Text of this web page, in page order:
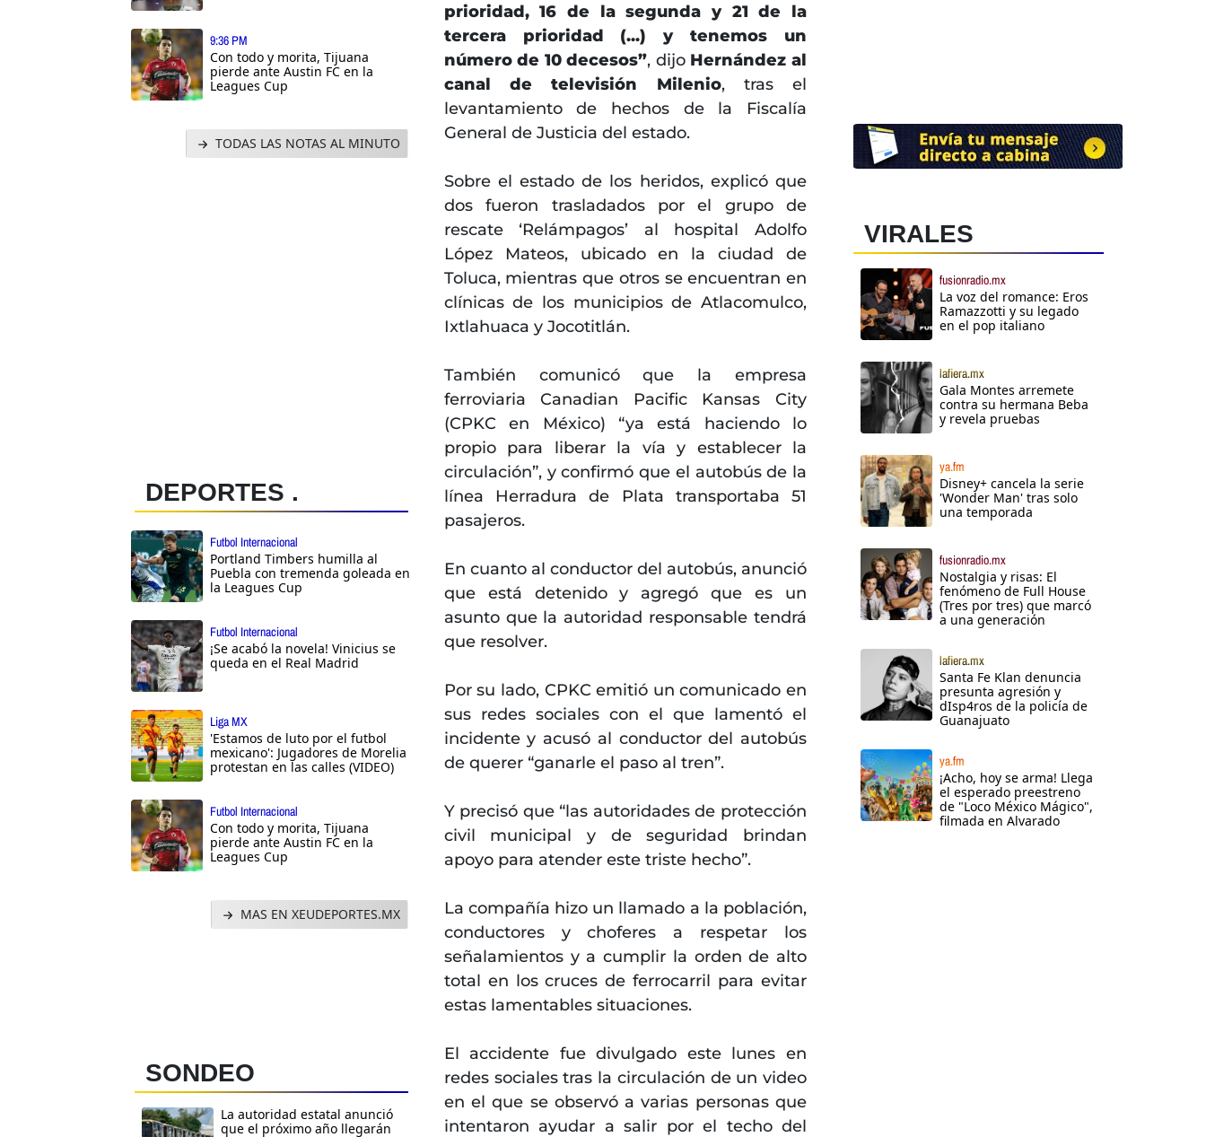
9:36 PM
Con todo y morita, Tijuana
pierde ante Austin FC en la
Leagues Cup
TODAS LAS NOTAS AL MINUTO
DEPORTES .
Futbol Internacional
Portland Timbers humilla al
Puebla con tremenda goleada en
la Leagues Cup
Futbol Internacional
¡Se acabó la novela! Vinicius se
queda en el Real Madrid
Liga MX
'Estamos de luto por el futbol
mexicano': Jugadores de Morelia
protestan en las calles (VIDEO)
Futbol Internacional
Con todo y morita, Tijuana
pierde ante Austin FC en la
Leagues Cup
MAS EN XEUDEPORTES.MX
SONDEO
La autoridad estatal anunció
que el próximo año llegarán
prioridad, 16 de la segunda y 21 de la
tercera prioridad (...) y tenemos un
número de 10 decesos”, dijo Hernández al
canal de televisión Milenio, tras el
levantamiento de hechos de la Fiscalía
General de Justicia del estado.
Sobre el estado de los heridos, explicó que
dos fueron trasladados por el grupo de
rescate ‘Relámpagos’ al hospital Adolfo
López Mateos, ubicado en la ciudad de
Toluca, mientras que otros se encuentran en
clínicas de los municipios de Atlacomulco,
Ixtlahuaca y Jocotitlán.
También comunicó que la empresa
ferroviaria Canadian Pacific Kansas City
(CPKC en México) “ya está haciendo lo
propio para liberar la vía y establecer la
circulación”, y confirmó que el autobús de la
línea Herradura de Plata transportaba 51
pasajeros.
En cuanto al conductor del autobús, anunció
que está detenido y agregó que es un
asunto que la autoridad responsable tendrá
que resolver.
Por su lado, CPKC emitió un comunicado en
sus redes sociales con el que lamentó el
incidente y acusó al conductor del autobús
de querer “ganarle el paso al tren”.
Y precisó que “las autoridades de protección
civil municipal y de seguridad brindan
apoyo para atender este triste hecho”.
La compañía hizo un llamado a la población,
conductores y choferes a respetar los
señalamientos y a cumplir la orden de alto
total en los cruces de ferrocarril para evitar
estas lamentables situaciones.
El accidente fue divulgado este lunes en
redes sociales tras la circulación de un video
en el que se observó a varias personas que
intentaron ayudar a salir por el techo del
VIRALES
fusionradio.mx
La voz del romance: Eros
Ramazzotti y su legado
en el pop italiano
lafiera.mx
Gala Montes arremete
contra su hermana Beba
y revela pruebas
ya.fm
Disney+ cancela la serie
'Wonder Man' tras solo
una temporada
fusionradio.mx
Nostalgia y risas: El
fenómeno de Full House
(Tres por tres) que marcó
a una generación
lafiera.mx
Santa Fe Klan denuncia
presunta agresión y
dIsp4ros de la policía de
Guanajuato
ya.fm
¡Acho, hoy se arma! Llega
el esperado preestreno
de "Loco México Mágico",
filmada en Alvarado